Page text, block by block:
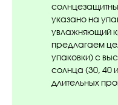
указано на
увлажняющий
предлагаем
упаковки) с
солнца (30, 40
длительных